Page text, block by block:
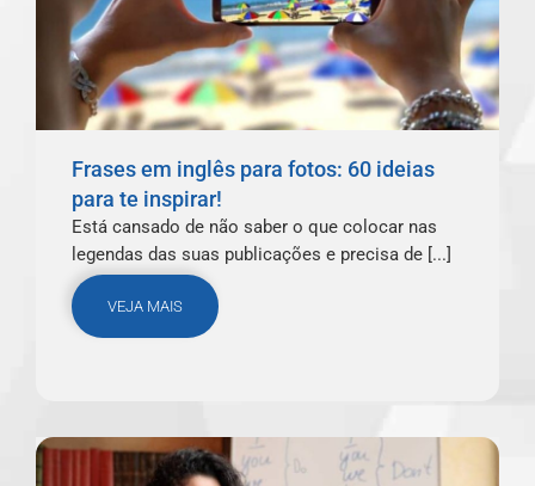
Frases em inglês para fotos: 60 ideias
para te inspirar!
Está cansado de não saber o que colocar nas
legendas das suas publicações e precisa de [...]
VEJA MAIS